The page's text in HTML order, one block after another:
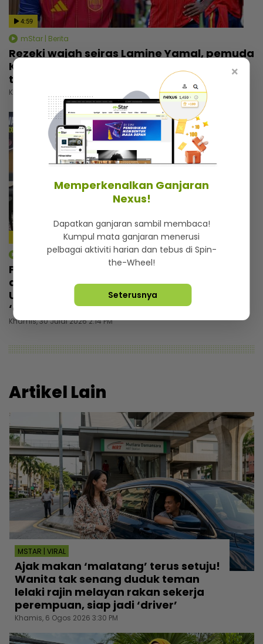
4:59
mStar | Berita
Rezeki wajah seiras Lamine Yamal, pemuda
Kelantan tak sia-siakan peluang... Banyak
tawaran reviu, ramai nak bergambar
Khamis, 30 Julai 2026 5:00 PM
mStar | Berita
Proses bawa pulang jenazah tak mudah,
ada sebab tidak kebumi luar negara...
Ustaz Undertaker jelaskan prosedur
‘embalming’
Khamis, 30 Julai 2026 2:14 PM
Artikel Lain
MSTAR | VIRAL
Ajak makan ‘malatang’ terus setuju!
Wanita tak senang duduk teman
lelaki rajin melayan rakan sekerja
perempuan, siap jadi ‘driver’
Khamis, 6 Ogos 2026 3:30 PM
×
Memperkenalkan Ganjaran
Nexus!
Dapatkan ganjaran sambil membaca!
Kumpul mata ganjaran menerusi
pelbagai aktiviti harian dan tebus di Spin-
the-Wheel!
Seterusnya